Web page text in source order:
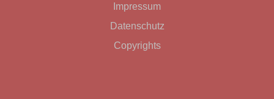
Impressum
Datenschutz
Copyrights